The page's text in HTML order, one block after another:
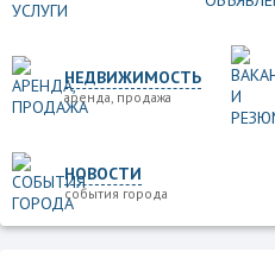
НЕДВИЖИМОСТЬ
аренда, продажа
НОВОСТИ
события города